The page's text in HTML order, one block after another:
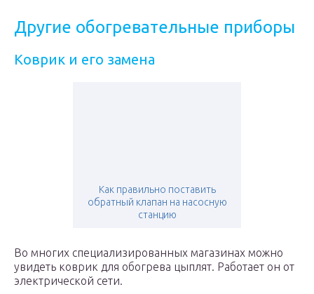
Другие обогревательные приборы
Коврик и его замена
Как правильно поставить
обратный клапан на насосную
станцию
Во многих специализированных магазинах можно
увидеть коврик для обогрева цыплят. Работает он от
электрической сети.